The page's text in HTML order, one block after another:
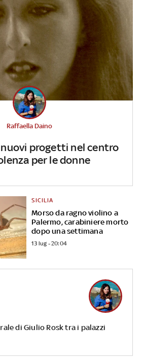
progetti nel centro
per le donne
Raffaella Daino
Morso da ragno violino a
Palermo, carabiniere morto
dopo una settimana
SICILIA
13 lug - 20:04
di Giulio Rosk tra i palazzi